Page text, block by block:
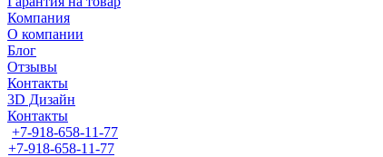
Компания
О компании
Блог
Отзывы
Контакты
3D Дизайн
Контакты
+7-918-658-11-77
+7-918-658-11-77